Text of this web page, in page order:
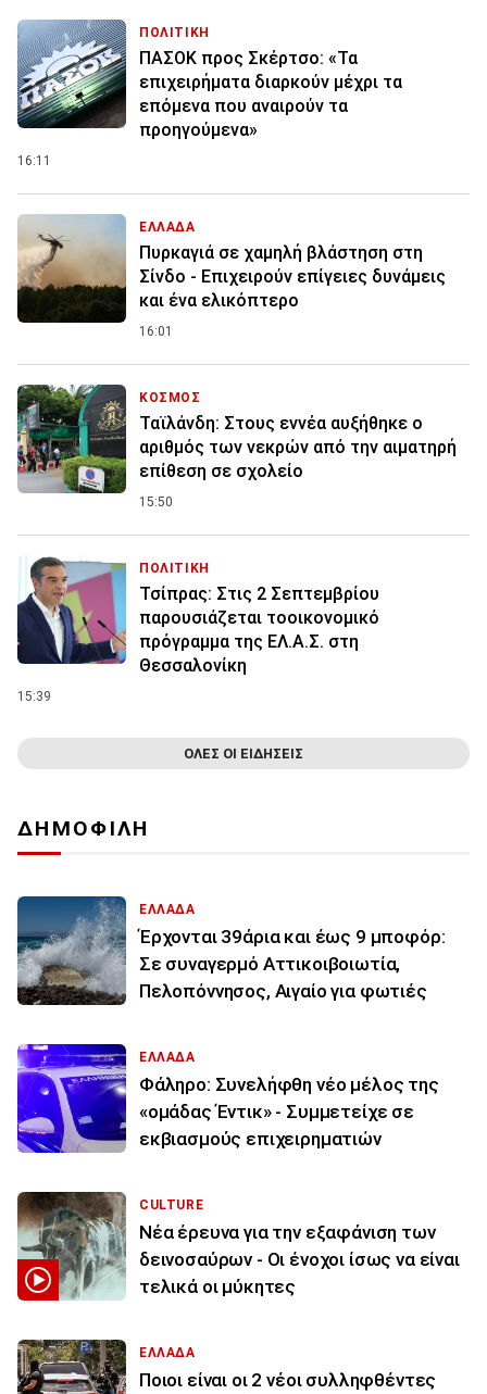
ΠΟΛΙΤΙΚΗ
ΠΑΣΟΚ προς Σκέρτσο: «Τα
επιχειρήματα διαρκούν μέχρι τα
επόμενα που αναιρούν τα
προηγούμενα»
16:11
ΕΛΛΑΔΑ
Πυρκαγιά σε χαμηλή βλάστηση στη
Σίνδο - Επιχειρούν επίγειες δυνάμεις
και ένα ελικόπτερο
16:01
ΚΟΣΜΟΣ
Ταϊλάνδη: Στους εννέα αυξήθηκε ο
αριθμός των νεκρών από την αιματηρή
επίθεση σε σχολείο
15:50
ΠΟΛΙΤΙΚΗ
Τσίπρας: Στις 2 Σεπτεμβρίου
παρουσιάζεται τοοικονομικό
πρόγραμμα της ΕΛ.Α.Σ. στη
Θεσσαλονίκη
15:39
ΟΛΕΣ ΟΙ ΕΙΔΗΣΕΙΣ
ΔΗΜΟΦΙΛΗ
ΕΛΛΑΔΑ
Έρχονται 39άρια και έως 9 μποφόρ:
Σε συναγερμό Αττικοιβοιωτία,
Πελοπόννησος, Αιγαίο για φωτιές
ΕΛΛΑΔΑ
Φάληρο: Συνελήφθη νέο μέλος της
«ομάδας Έντικ» - Συμμετείχε σε
εκβιασμούς επιχειρηματιών
CULTURE
Νέα έρευνα για την εξαφάνιση των
δεινοσαύρων - Οι ένοχοι ίσως να είναι
τελικά οι μύκητες
ΕΛΛΑΔΑ
Ποιοι είναι οι 2 νέοι συλληφθέντες